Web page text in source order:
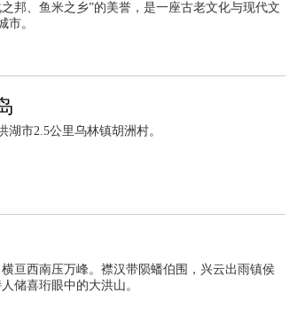
邦、鱼米之乡”的美誉，是一座古老文化与现代文
市。
湖市2.5公里乌林镇胡洲村。
亘西南压万峰。襟汉带陨蟠伯围，兴云出雨镇侯
储喜珩眼中的大洪山。